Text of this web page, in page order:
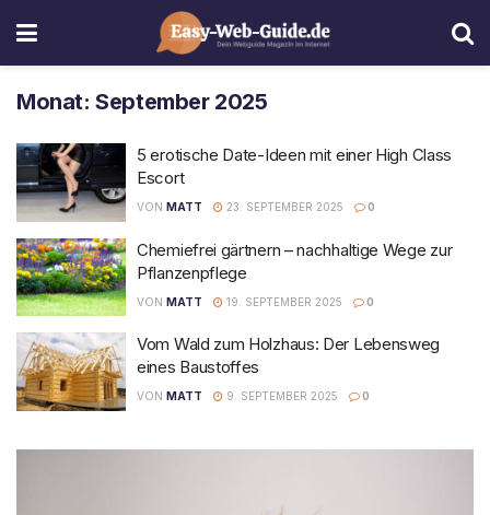
Monat:September 2025
5 erotische Date-Ideen mit einer High Class
Escort
VON MATT 23. SEPTEMBER 2025 0
Chemiefrei gärtnern – nachhaltige Wege zur
Pflanzenpflege
VON MATT 19. SEPTEMBER 2025 0
Vom Wald zum Holzhaus: Der Lebensweg
eines Baustoffes
VON MATT 9. SEPTEMBER 2025 0